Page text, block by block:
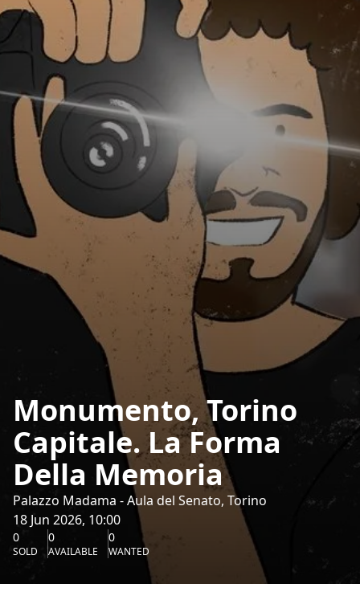
Monumento, Torino
Capitale. La Forma
Della Memoria
Palazzo Madama - Aula del Senato, Torino
18 Jun 2026, 10:00
0
SOLD
0
AVAILABLE
0
WANTED